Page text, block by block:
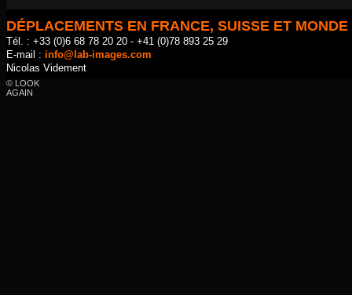
DÉPLACEMENTS EN FRANCE, SUISSE ET MONDE
Tél. : +33 (0)6 68 78 20 20 - +41 (0)78 893 25 29
E-mail : info@lab-images.com
Nicolas Videment
© LOOK
AGAIN